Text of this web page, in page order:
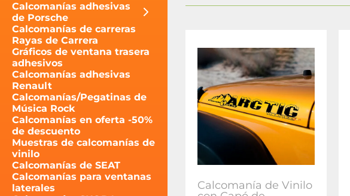
Calcomanías adhesivas
de Porsche
Calcomanías de carreras
Rayas de Carrera
Gráficos de ventana trasera
adhesivos
Calcomanías adhesivas
Renault
Calcomanías/Pegatinas de
Música Rock
Calcomanías en oferta -50%
de descuento
Muestras de calcomanías de
vinilo
Calcomanías de SEAT
Calcomanías para ventanas
laterales
Calcomanía de Vinilo